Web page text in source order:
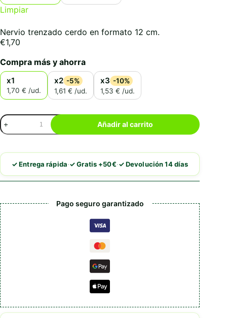
Limpiar
Nervio trenzado cerdo en formato 12 cm.
€1,70
Compra más y ahorra
x1
1,70 € /ud.
x2 -5%
1,61 € /ud.
x3 -10%
1,53 € /ud.
Nervio
trenzado
cerdo
Añadir al carrito
✓ Entrega rápida·✓ Gratis +50€·✓ Devolución 14 días
Pago seguro garantizado